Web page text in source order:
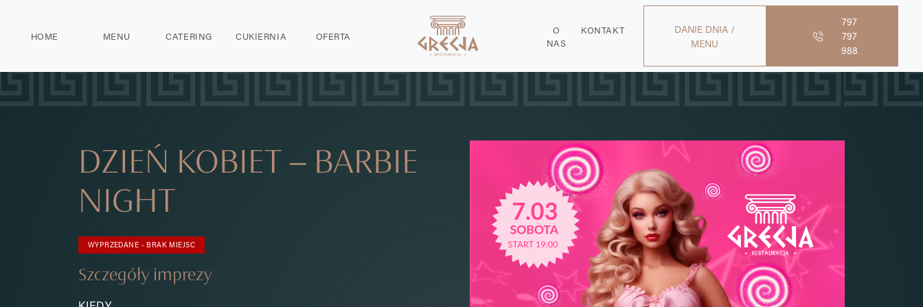
HOME MENU CATERING CUKIERNIA OFERTA
O
NAS
KONTAKT
DANIE DNIA /
MENU
797
797
988
DZIEŃ KOBIET – BARBIE
NIGHT
WYPRZEDANE - BRAK MIEJSC
Szczegóły imprezy